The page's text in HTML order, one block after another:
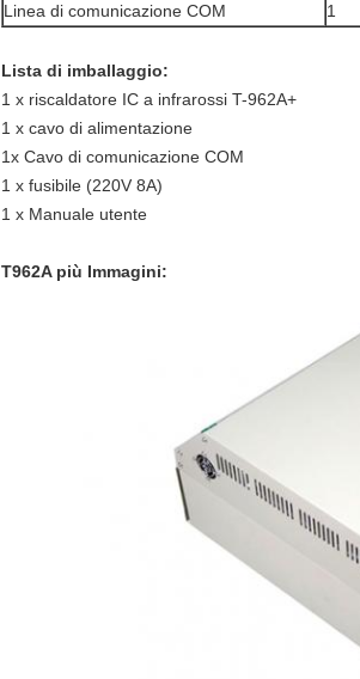
Linea di comunicazione COM
1
Lista di imballaggio:
1 x riscaldatore IC a infrarossi T-962A+
1 x cavo di alimentazione
1x Cavo di comunicazione COM
1 x fusibile (220V 8A)
1 x Manuale utente
T962A più Immagini: